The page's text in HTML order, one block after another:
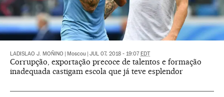
LADISLAO J. MOÑINO Moscou JUL 07, 2018 - 19:07 EDT
Corrupção, exportação precoce de talentos e formação
inadequada castigam escola que já teve esplendor